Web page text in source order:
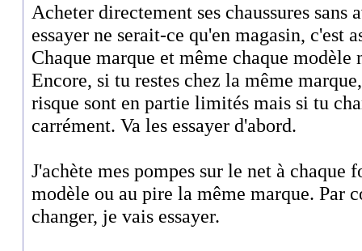
Acheter directement ses chaussures sans
essayer ne serait-ce qu'en magasin, c'est
Chaque marque et même chaque modèle
Encore, si tu restes chez la même
risque sont en partie limités mais si tu
carrément. Va les essayer d'abord.
J'achète mes pompes sur le net à chaque
modèle ou au pire la même marque. Par
changer, je vais essayer.